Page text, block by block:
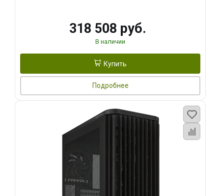
318 508 руб.
В наличии
Купить
Подробнее